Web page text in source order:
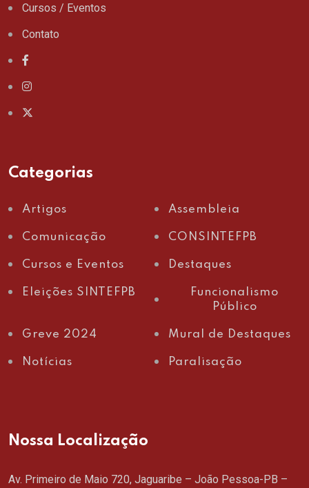
Cursos / Eventos
Contato
Categorias
Artigos Assembleia
Comunicação CONSINTEFPB
Cursos e Eventos Destaques
Eleições SINTEFPB
Funcionalismo
Público
Greve 2024 Mural de Destaques
Notícias Paralisação
Nossa Localização
Av. Primeiro de Maio 720, Jaguaribe – João Pessoa-PB –